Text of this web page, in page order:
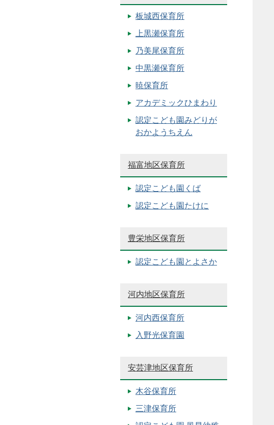
板城西保育所
上黒瀬保育所
乃美尾保育所
中黒瀬保育所
暁保育所
アカデミックひまわり
認定こども園みどりが
おかようちえん
福富地区保育所
認定こども園くば
認定こども園たけに
豊栄地区保育所
認定こども園とよさか
河内地区保育所
河内西保育所
入野光保育園
安芸津地区保育所
木谷保育所
三津保育所